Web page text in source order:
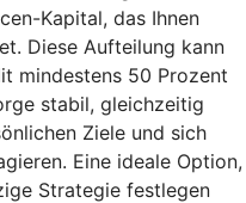
Kapital, das Ihnen
Diese Aufteilung kann
mindestens 50 Prozent
stabil, gleichzeitig
Ziele und sich
Eine ideale Option,
Strategie festlegen